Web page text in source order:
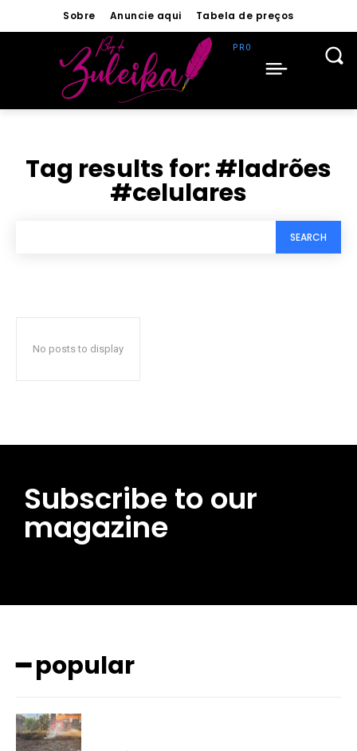
━ pricing plans
Free
Sobre Anuncie aqui Tabela de preços
Tag results for:#ladrões
#celulares
SEARCH
No posts to display
Subscribe to our
magazine
━ popular